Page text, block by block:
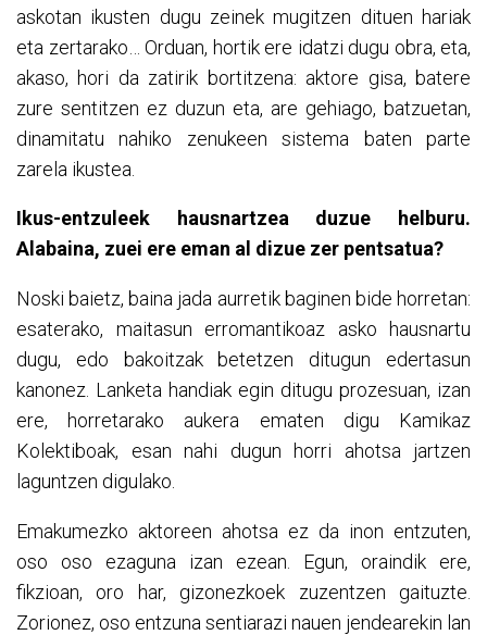
askotan ikusten dugu zeinek mugitzen dituen hariak
eta zertarako… Orduan, hortik ere idatzi dugu obra, eta,
akaso, hori da zatirik bortitzena: aktore gisa, batere
zure sentitzen ez duzun eta, are gehiago, batzuetan,
dinamitatu nahiko zenukeen sistema baten parte
zarela ikustea.
Ikus-entzuleek hausnartzea duzue helburu.
Alabaina, zuei ere eman al dizue zer pentsatua?
Noski baietz, baina jada aurretik baginen bide horretan:
esaterako, maitasun erromantikoaz asko hausnartu
dugu, edo bakoitzak betetzen ditugun edertasun
kanonez. Lanketa handiak egin ditugu prozesuan, izan
ere, horretarako aukera ematen digu Kamikaz
Kolektiboak, esan nahi dugun horri ahotsa jartzen
laguntzen digulako.
Emakumezko aktoreen ahotsa ez da inon entzuten,
oso oso ezaguna izan ezean. Egun, oraindik ere,
fikzioan, oro har, gizonezkoek zuzentzen gaituzte.
Zorionez, oso entzuna sentiarazi nauen jendearekin lan